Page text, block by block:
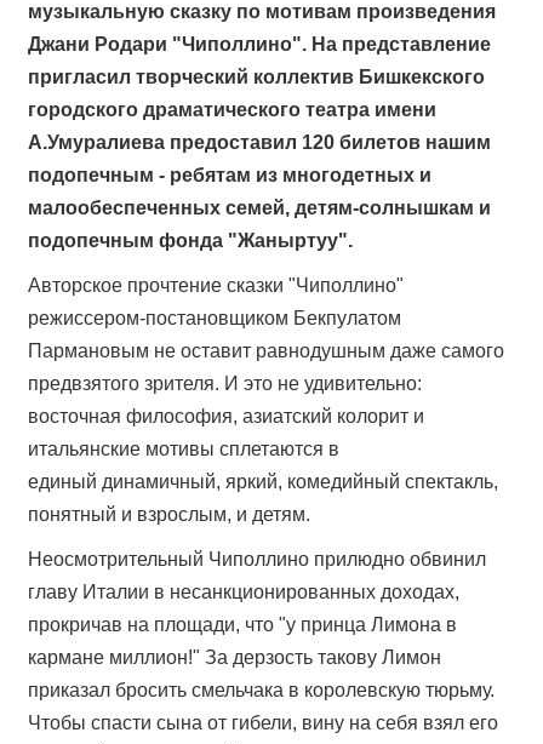
музыкальную сказку по мотивам произведения
Джани Родари "Чиполлино". На представление
пригласил творческий коллектив Бишкекского
городского драматического театра имени
А.Умуралиева предоставил 120 билетов нашим
подопечным - ребятам из многодетных и
малообеспеченных семей, детям-солнышкам и
подопечным фонда "Жаныртуу".
Авторское прочтение сказки "Чиполлино"
режиссером-постановщиком Бекпулатом
Пармановым не оставит равнодушным даже самого
предвзятого зрителя. И это не удивительно:
восточная философия, азиатский колорит и
итальянские мотивы сплетаются в
единый динамичный, яркий, комедийный спектакль,
понятный и взрослым, и детям.
Неосмотрительный Чиполлино прилюдно обвинил
главу Италии в несанкционированных доходах,
прокричав на площади, что "у принца Лимона в
кармане миллион!" За дерзость такову Лимон
приказал бросить смельчака в королевскую тюрьму.
Чтобы спасти сына от гибели, вину на себя взял его